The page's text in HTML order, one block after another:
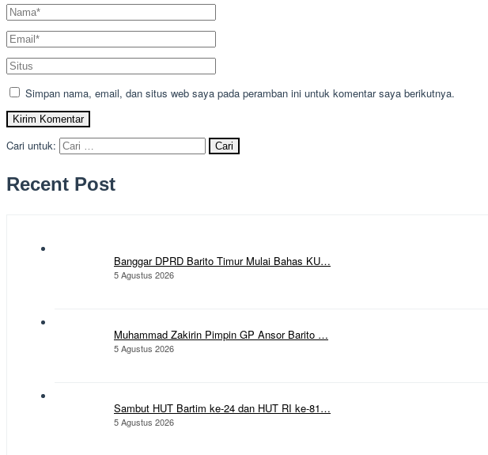
Simpan nama, email, dan situs web saya pada peramban ini untuk komentar saya berikutnya.
Cari untuk:
Recent Post
Banggar DPRD Barito Timur Mulai Bahas KU…
5 Agustus 2026
Muhammad Zakirin Pimpin GP Ansor Barito …
5 Agustus 2026
Sambut HUT Bartim ke-24 dan HUT RI ke-81…
5 Agustus 2026